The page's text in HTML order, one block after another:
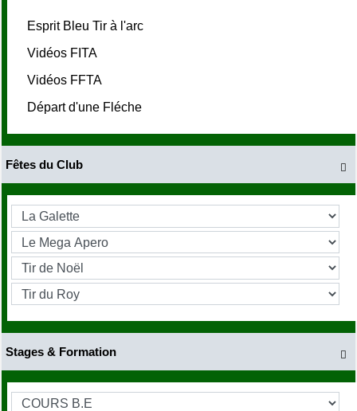
Esprit Bleu Tir à l'arc
Vidéos FITA
Vidéos FFTA
Départ d'une Fléche

Fêtes du Club

Stages & Formation